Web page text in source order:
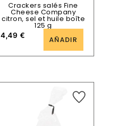
Crackers salés Fine
Cheese Company
citron, sel et huile boîte
125 g
4,49 € AÑADIR